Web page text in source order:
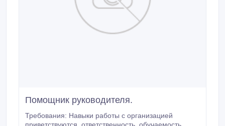
Помощник руководителя.
Требования: Навыки работы с организацией